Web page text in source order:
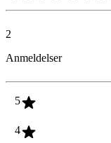
2
Anmeldelser
5
4